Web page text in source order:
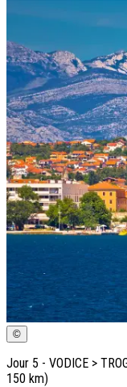
©
Jour 5 - VODICE >
150 km)